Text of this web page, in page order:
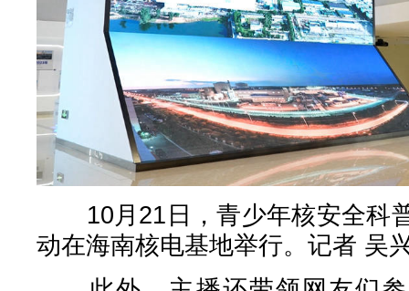
10月21日，青少年核安全科
动在海南核电基地举行。记者 吴